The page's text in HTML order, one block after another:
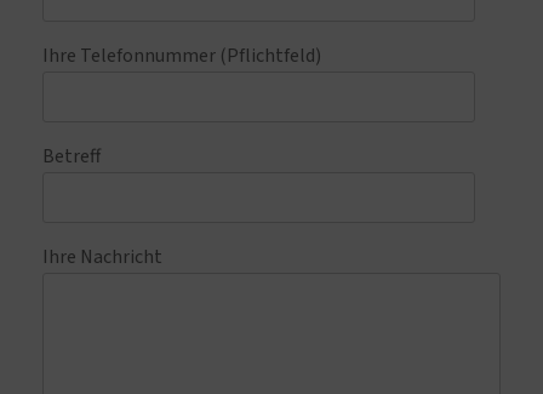
Ihre Telefonnummer (Pflichtfeld)
Betreff
Ihre Nachricht